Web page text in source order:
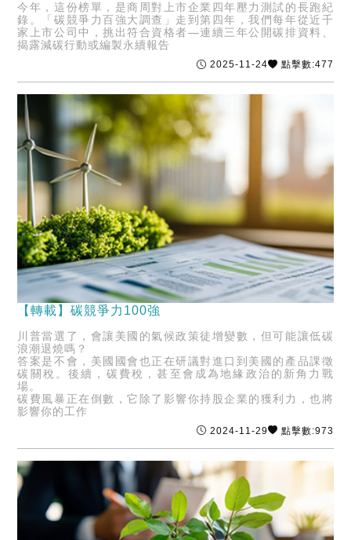
今年，這份榜單，是商周對上市企業四年壓力測試的長跑紀
錄。「碳競爭力百強大調查」走到第四年，我們每年從近千
家上市公司中，挑出符合資格者—連續三年公開碳排資料、
揭露減碳行動或編製永續報告
2025-11-24 點擊數:477
【轉載】碳競爭力100強
川普當選了，會讓美國的氣候政策徒增變數，但可能讓低碳
浪潮退燒嗎？
答案是不會，美國國會也正在研議對進口到美國的產品課徵
碳關稅。後續，碳費稅，甚至會成為地緣政治的新角力戰
場。
碳費風暴正在倒數，它除了影響你持股企業的獲利力，也將
影響你的工作
2024-11-29 點擊數:973